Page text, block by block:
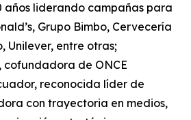
años liderando campañas para
Grupo Bimbo, Cervecería
Unilever, entre otras;
cofundadora de ONCE
reconocida líder de
con trayectoria en medios,